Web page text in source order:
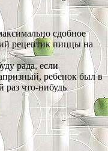
сдобное
рецептик пиццы на
рада, если
ребенок был в
раз что-нибудь